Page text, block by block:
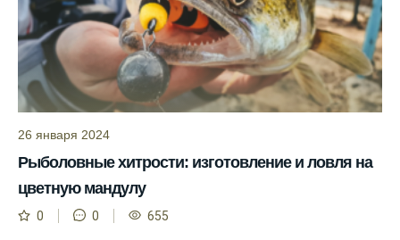
Я скачал приложение и теперь всегда
знаю, когда клюет рыба.
Рыболовный клуб для любителей активной
ловли предоставляет точные прогнозы
рыбалки и проверяйте прогноз клева.
Находитесь в Московской области? Это
прекрасное место для рыбалки, и прогноз
26 января 2024
Рыболовные хитрости: изготовление и ловля на
цветную мандулу
0 0 655